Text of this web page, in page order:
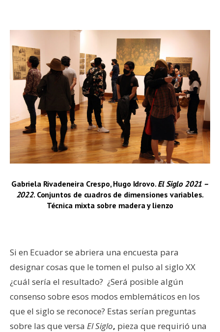
Gabriela Rivadeneira Crespo, Hugo Idrovo. El Siglo 2021 –
2022. Conjuntos de cuadros de dimensiones variables.
Técnica mixta sobre madera y lienzo
Si en Ecuador se abriera una encuesta para
designar cosas que le tomen el pulso al siglo XX
¿cuál sería el resultado? ¿Será posible algún
consenso sobre esos modos emblemáticos en los
que el siglo se reconoce? Estas serían preguntas
sobre las que versa El Siglo, pieza que requirió una